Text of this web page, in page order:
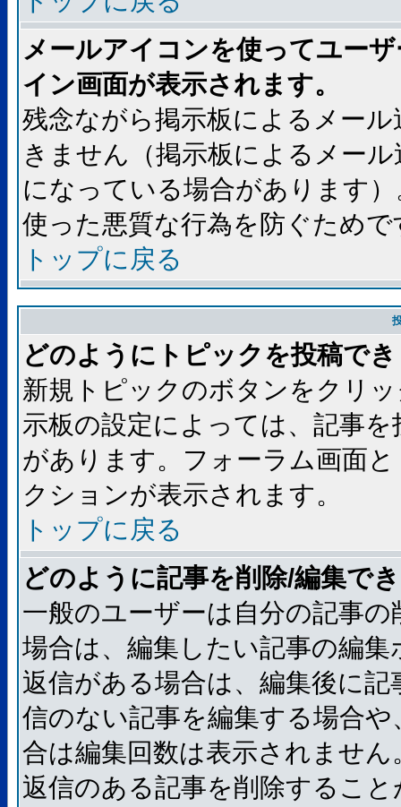
メールアイコンを使ってユー
イン画面が表示されます。
残念ながら掲示板によるメー
きません（掲示板によるメー
になっている場合があります
使った悪質な行為を防ぐためで
トップに戻る
どのようにトピックを投稿で
新規トピックのボタンをクリ
示板の設定によっては、記事
があります。フォーラム画面
クションが表示されます。
トップに戻る
どのように記事を削除/編集で
一般のユーザーは自分の記事
場合は、編集したい記事の編
返信がある場合は、編集後に
信のない記事を編集する場合
合は編集回数は表示されませ
返信のある記事を削除するこ